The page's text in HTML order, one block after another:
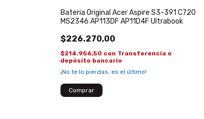
Bateria Original Acer Aspire S3-391 C720
MS2346 AP113DF AP11D4F Ultrabook
$226.270,00
$214.956,50 con Transferencia o
depósito bancario
¡No te lo pierdas, es el último!